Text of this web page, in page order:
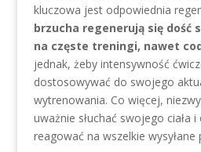
kluczowa jest odpowiednia
brzucha regenerują się dość
na częste treningi, nawet
jednak, żeby intensywność
dostosowywać do swojego
wytrenowania. Co więcej,
uważnie słuchać swojego ciała
reagować na wszelkie wysyłane